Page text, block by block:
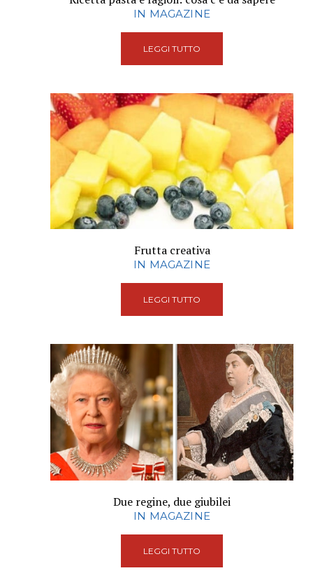
IN MAGAZINE
LEGGI TUTTO
Frutta creativa
IN MAGAZINE
LEGGI TUTTO
Due regine, due giubilei
IN MAGAZINE
LEGGI TUTTO